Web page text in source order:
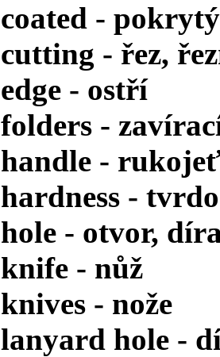
coated -
cutting - řez,
edge - ostří
folders -
handle -
hardness -
hole - otvor,
knife - nůž
knives - nože
lanyard hole -